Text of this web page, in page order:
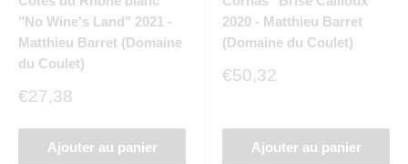
"No Wine's Land" 2021 -
Matthieu Barret (Domaine
du Coulet)
Prix
€27,38
Ajouter au panier
2020 - Matthieu Barret
(Domaine du Coulet)
Prix
€50,32
Ajouter au panier